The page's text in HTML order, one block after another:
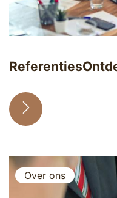
Referenties
Over ons